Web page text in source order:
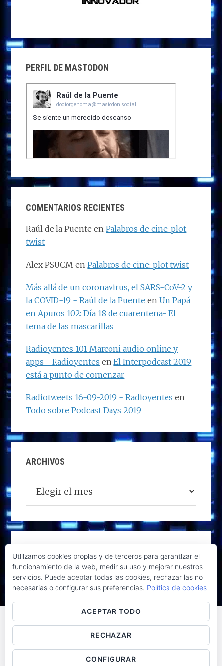
PERFIL DE MASTODON
COMENTARIOS RECIENTES
Raúl de la Puente enPalabros de cine: plot
twist
Alex PSUCM enPalabros de cine: plot twist
Más allá de un coronavirus, el SARS-CoV-2 y
la COVID-19 - Raúl de la Puente enUn Papá
en Apuros 102: Día 18 de cuarentena- El
tema de las mascarillas
Radioyentes 101 Marconi audio online y
apps - Radioyentes enEl Interpodcast 2019
está a punto de comenzar
Radiotweets 16-09-2019 - Radioyentes en
Todo sobre Podcast Days 2019
ARCHIVOS
Raúl de la Puente - Derechos reservados© 2026 ·
Acceder
Utilizamos cookies propias y de terceros para garantizar el
funcionamiento de la web, medir su uso y mejorar nuestros
servicios. Puede aceptar todas las cookies, rechazar las no
necesarias o configurar sus preferencias. Política de cookies
ACEPTAR TODO
RECHAZAR
CONFIGURAR